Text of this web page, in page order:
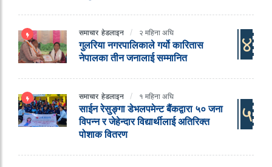
समाचार हेडलाइन २ महिना अघि
गुलरिया नगरपालिकाले गर्यो कारितास
नेपालका तीन जनालाई सम्मानित
४
समाचार हेडलाइन १ महिना अघि
साईन रेसुङ्गा डेभलपमेन्ट बैंकद्वारा ५० जना
विपन्न र जेहेन्दार विद्यार्थीलाई अतिरिक्त
पोशाक वितरण
५